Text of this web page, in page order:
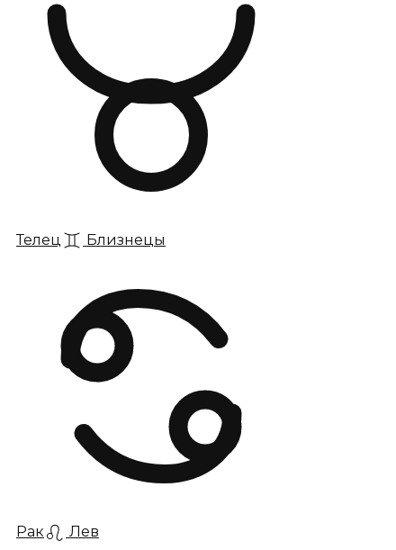
Телец Близнецы
Рак Лев